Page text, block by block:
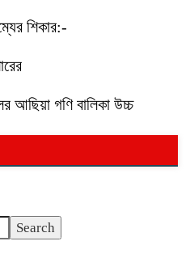
শিকার:-
আছিয়া গণি বালিকা উচ্চ
Search